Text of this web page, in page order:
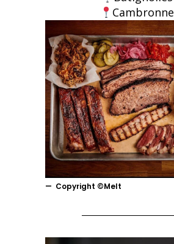
Cambronne
Copyright ©Melt